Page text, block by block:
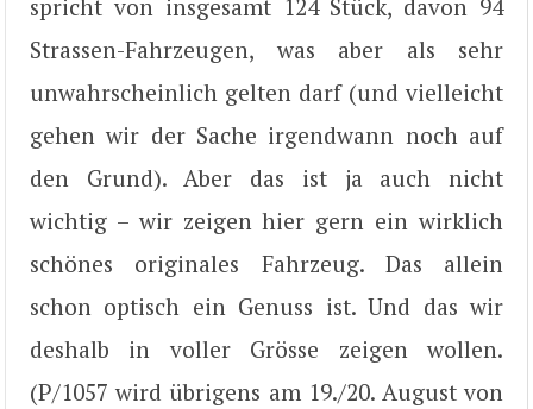
spricht von insgesamt 124 Stück, davon 94
Strassen-Fahrzeugen, was aber als sehr
unwahrscheinlich gelten darf (und vielleicht
gehen wir der Sache irgendwann noch auf
den Grund). Aber das ist ja auch nicht
wichtig – wir zeigen hier gern ein wirklich
schönes originales Fahrzeug. Das allein
schon optisch ein Genuss ist. Und das wir
deshalb in voller Grösse zeigen wollen.
(P/1057 wird übrigens am 19./20. August von